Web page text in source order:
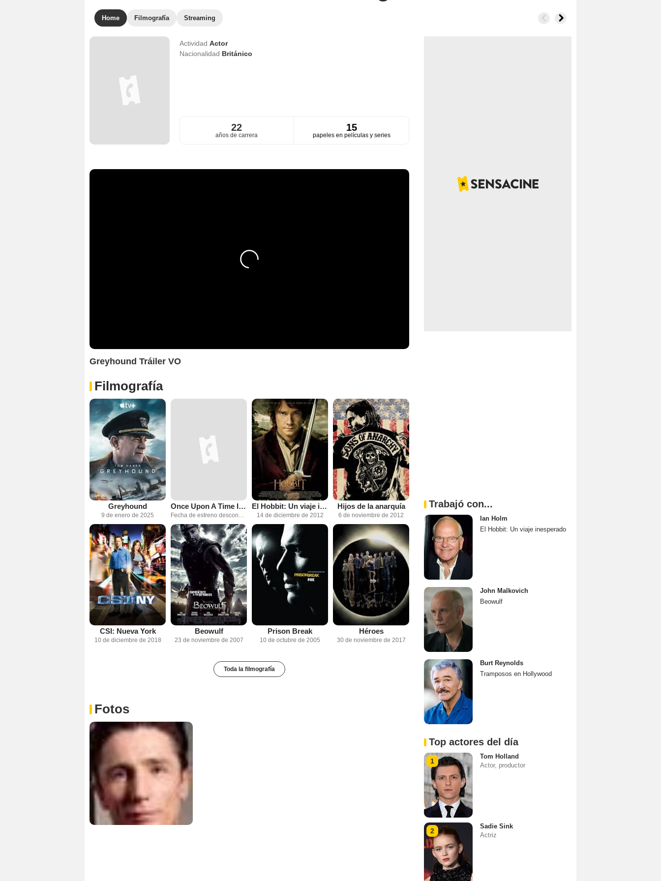
Home Filmografía Streaming
Actividad Actor
Nacionalidad Británico
22
años de carrera
15
papeles en películas y series
Greyhound Tráiler VO
Filmografía
Greyhound
9 de enero de 2025
Once Upon A Time In London El Hobbit: Un viaje inesperado
14 de diciembre de 2012
Hijos de la anarquía
6 de noviembre de 2012
CSI: Nueva York
10 de diciembre de 2018
Beowulf
23 de noviembre de 2007
Prison Break
10 de octubre de 2005
Héroes
30 de noviembre de 2017
Toda la filmografía
Fotos
Trabajó con...
Ian Holm
El Hobbit: Un viaje inesperado
John Malkovich
Beowulf
Burt Reynolds
Tramposos en Hollywood
Top actores del día
1
Tom Holland
Actor, productor
2
Sadie Sink
Actriz